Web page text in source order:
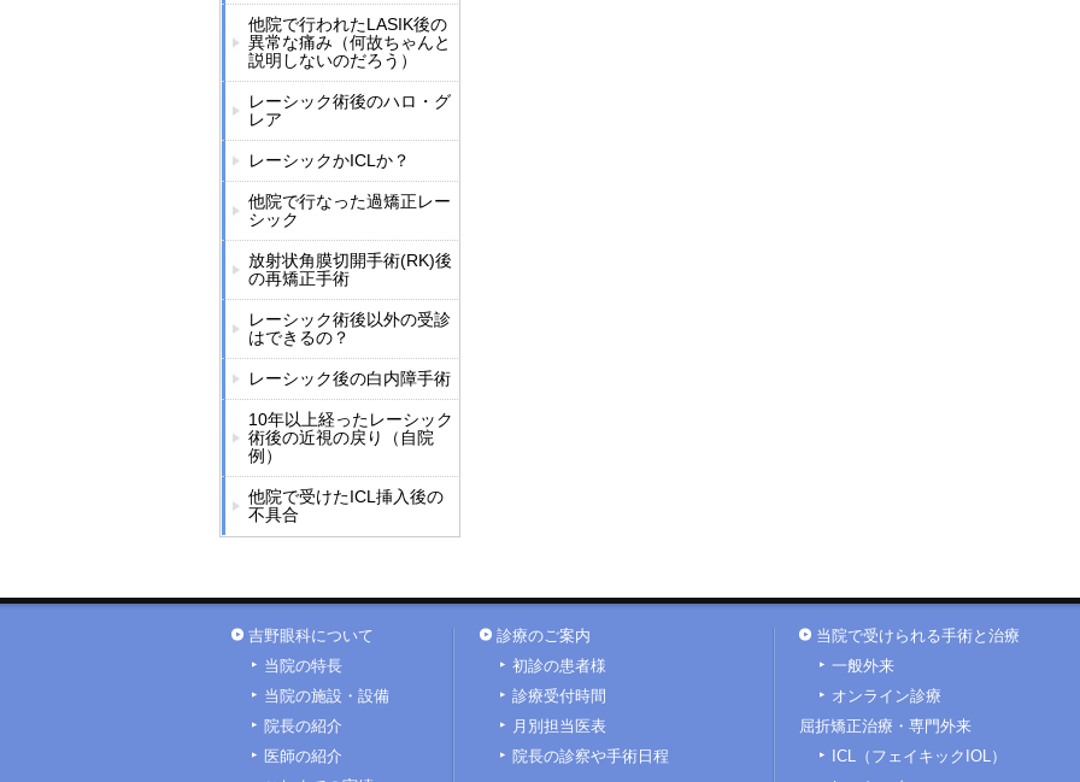
他院で行われたLASIK後の
異常な痛み（何故ちゃんと
説明しないのだろう）
レーシック術後のハロ・グ
レア
レーシックかICLか？
他院で行なった過矯正レー
シック
放射状角膜切開手術(RK)後
の再矯正手術
レーシック術後以外の受診
はできるの？
レーシック後の白内障手術
10年以上経ったレーシック
術後の近視の戻り（自院
例）
他院で受けたICL挿入後の
不具合
吉野眼科について
当院の特長
当院の施設・設備
院長の紹介
医師の紹介
診療のご案内
初診の患者様
診療受付時間
月別担当医表
院長の診察や手術日程
当院で受けられる手術と治療
一般外来
オンライン診療
屈折矯正治療・専門外来
ICL（フェイキックIOL）